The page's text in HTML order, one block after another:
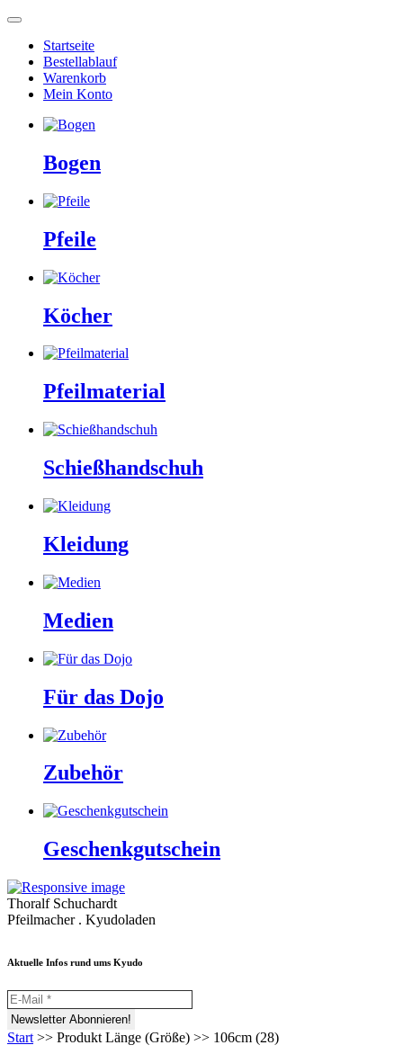
Startseite
Bestellablauf
Warenkorb
Mein Konto
Bogen
Pfeile
Köcher
Pfeilmaterial
Schießhandschuh
Kleidung
Medien
Für das Dojo
Zubehör
Geschenkgutschein
Thoralf Schuchardt
Pfeilmacher . Kyudoladen
Aktuelle Infos rund ums Kyudo
Start >> Produkt Länge (Größe) >> 106cm (28)